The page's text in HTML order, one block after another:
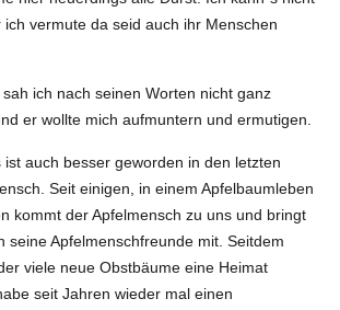
ich vermute da seid auch ihr Menschen
ich nach seinen Worten nicht ganz
er wollte mich aufmuntern und ermutigen.
ist auch besser geworden in den letzten
Seit einigen, in einem Apfelbaumleben
kommt der Apfelmensch zu uns und bringt
seine Apfelmenschfreunde mit. Seitdem
viele neue Obstbäume eine Heimat
seit Jahren wieder mal einen